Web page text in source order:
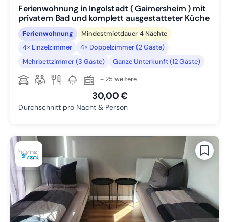
Ferienwohnung in Ingolstadt ( Gaimersheim ) mit
privatem Bad und komplett ausgestatteter Küche
Ferienwohnung
Mindestmietdauer 4 Nächte
4× Einzelzimmer
4× Doppelzimmer (2 Gäste)
Mehrbettzimmer (3 Gäste)
Ganze Unterkunft (12 Gäste)
+ 25 weitere
30,00 €
Durchschnitt pro Nacht & Person